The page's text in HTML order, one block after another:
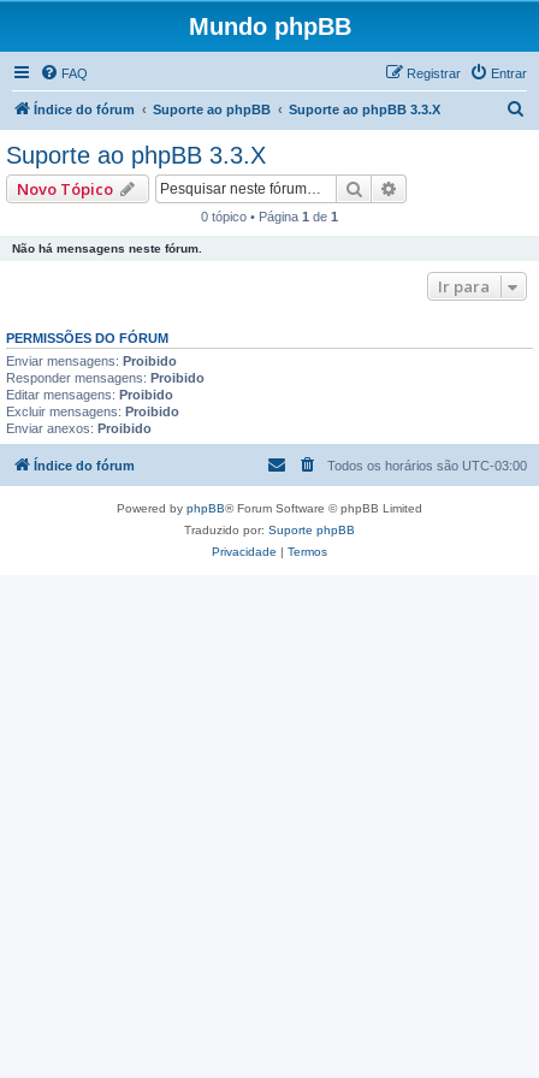
Mundo phpBB
FAQ Entrar
Registrar
Índice do fórum Suporte ao phpBB Suporte ao phpBB 3.3.X
Suporte ao phpBB 3.3.X
Novo Tópico Pesquisar
0 tópico • Página 1 de 1
Não há mensagens neste fórum.
Ir para
PERMISSÕES DO FÓRUM
Enviar mensagens: Proibido
Responder mensagens: Proibido
Editar mensagens: Proibido
Excluir mensagens: Proibido
Enviar anexos: Proibido
Índice do fórum Todos os horários são UTC-03:00
Powered by phpBB® Forum Software © phpBB Limited
Traduzido por: Suporte phpBB
Privacidade | Termos